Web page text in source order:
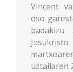
Vincent
oso
uztailaren